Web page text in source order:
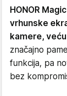
HONOR
vrhunske
kamere,
značajno
funkcija, pa
bez